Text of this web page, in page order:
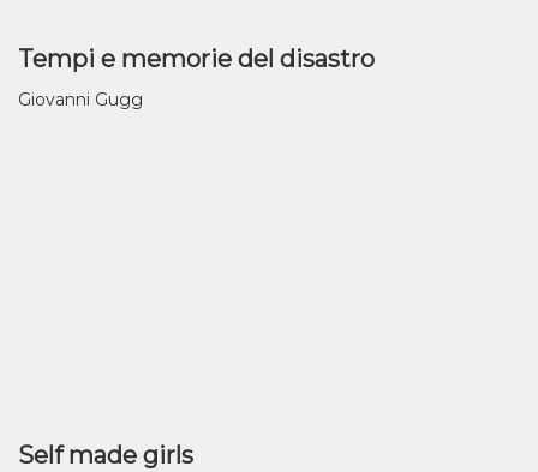
Tempi e memorie del disastro
Giovanni Gugg
Self made girls